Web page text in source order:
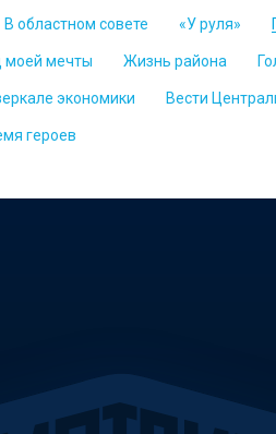
В областном совете «У руля»
моей мечты Жизнь района
экономики Вести
героев